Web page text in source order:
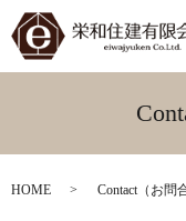
HOME Contact（お問